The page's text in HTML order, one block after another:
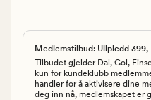
Medlemstilbud: Ullpledd 399,-
Tilbudet gjelder Dal, Gol,
kun for kundeklubb
handler for å aktivisere dine
deg inn nå, medlemskapet er